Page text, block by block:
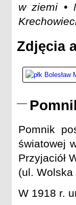
w ziemi •
Zdjęcia
Pomnik
światowej
Przyjaciół
(ul. Wolska
W 1918 r.